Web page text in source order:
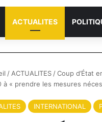
ACTUALITES
/ ACTUALITES /Coup d’État
à « prendre les mesures
INTERNATIONAL